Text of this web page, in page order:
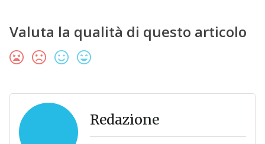
Valuta la qualità di questo articolo
Redazione